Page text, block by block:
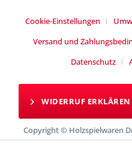
Cookie-Einstellungen
Versand und
Datenschutz
WIDERRUF ERKLÄREN
Copyright © Holzspielwaren